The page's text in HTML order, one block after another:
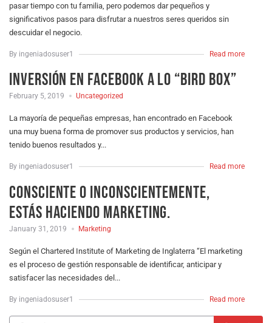
pasar tiempo con tu familia, pero podemos dar pequeños y
significativos pasos para disfrutar a nuestros seres queridos sin
descuidar el negocio.
By ingeniadosuser1 Read more
Inversión en Facebook a lo “Bird box”
February 5, 2019 Uncategorized
La mayoría de pequeñas empresas, han encontrado en Facebook
una muy buena forma de promover sus productos y servicios, han
tenido buenos resultados y...
By ingeniadosuser1 Read more
Consciente o inconscientemente,
estás haciendo marketing.
January 31, 2019 Marketing
Según el Chartered Institute of Marketing de Inglaterra “El marketing
es el proceso de gestión responsable de identificar, anticipar y
satisfacer las necesidades del...
By ingeniadosuser1 Read more